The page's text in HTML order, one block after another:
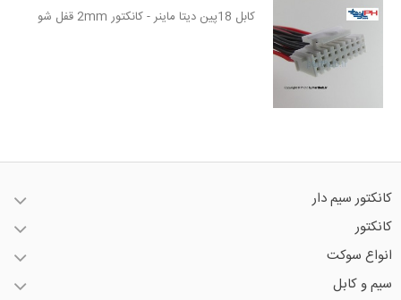
کابل 18پین دیتا ماینر - کانکتور 2mm قفل شو
کانکتور سیم دار
کانکتور
انواع سوکت
سیم و کابل